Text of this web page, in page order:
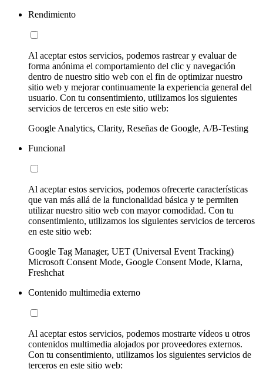
Rendimiento
Al aceptar estos servicios, podemos rastrear y evaluar de
forma anónima el comportamiento del clic y navegación
dentro de nuestro sitio web con el fin de optimizar nuestro
sitio web y mejorar continuamente la experiencia general del
usuario. Con tu consentimiento, utilizamos los siguientes
servicios de terceros en este sitio web:
Google Analytics, Clarity, Reseñas de Google, A/B-Testing
Funcional
Al aceptar estos servicios, podemos ofrecerte características
que van más allá de la funcionalidad básica y te permiten
utilizar nuestro sitio web con mayor comodidad. Con tu
consentimiento, utilizamos los siguientes servicios de terceros
en este sitio web:
Google Tag Manager, UET (Universal Event Tracking)
Microsoft Consent Mode, Google Consent Mode, Klarna,
Freshchat
Contenido multimedia externo
Al aceptar estos servicios, podemos mostrarte vídeos u otros
contenidos multimedia alojados por proveedores externos.
Con tu consentimiento, utilizamos los siguientes servicios de
terceros en este sitio web: